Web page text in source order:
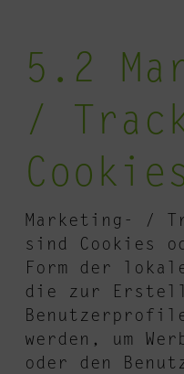
5.2
/
Marketing- /
sind Cookies
Form der
die zur
werden, um
oder den